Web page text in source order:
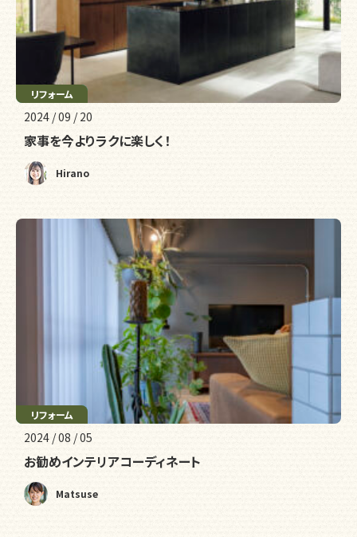
収納
リフォーム
2024 / 09 / 20
家事を今よりラクに楽しく！
Hirano
収納
リフォーム
2024 / 08 / 05
お勧めインテリアコーディネート
Matsuse